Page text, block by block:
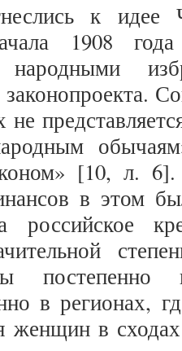
к
1908 года
законопроекта.
не
[10, л.
в этом
постепенно
в регионах,
женщин в